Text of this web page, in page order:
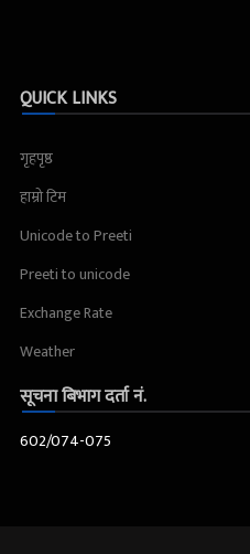
QUICK LINKS
गृहपृष्ठ
हाम्रो टिम
Unicode to Preeti
Preeti to unicode
Exchange Rate
Weather
सूचना बिभाग दर्ता नं.
602/074-075